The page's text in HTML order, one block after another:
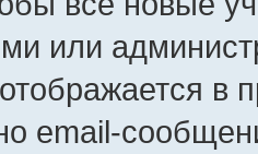
или
в
email-